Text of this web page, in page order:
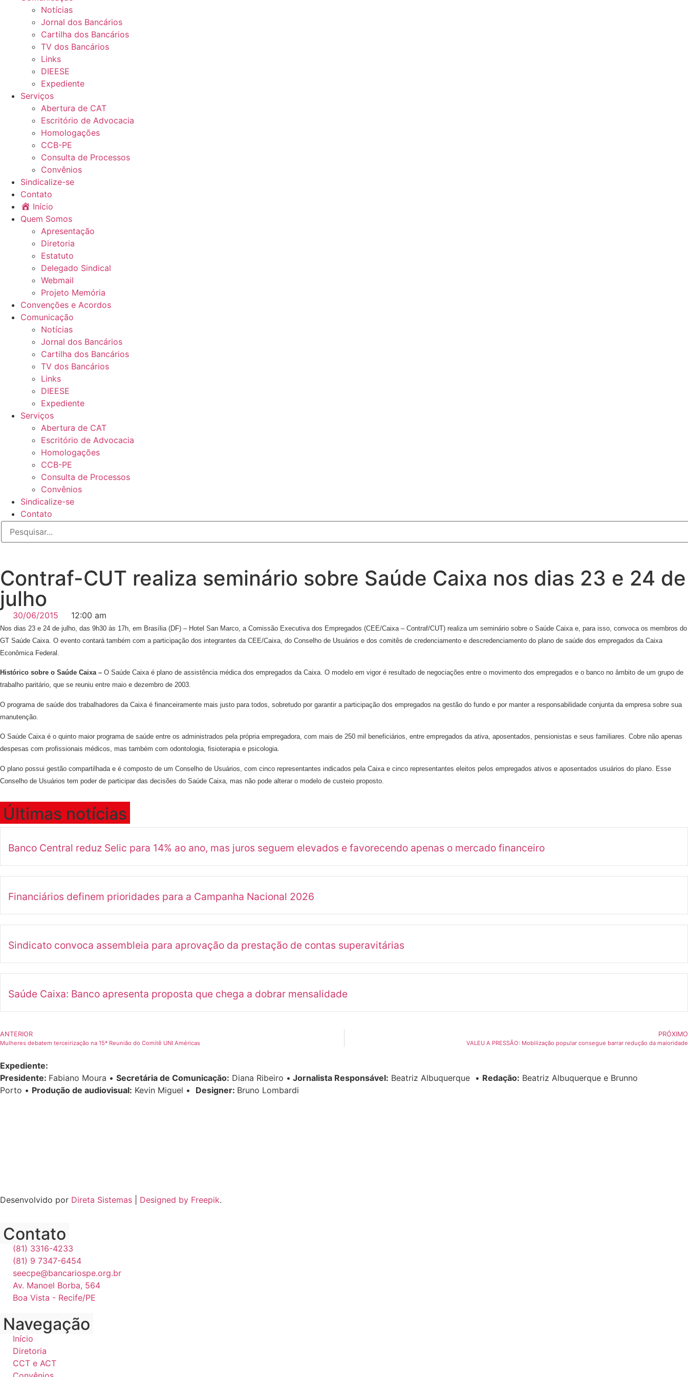
Notícias
Jornal dos Bancários
Cartilha dos Bancários
TV dos Bancários
Links
DIEESE
Expediente
Serviços
Abertura de CAT
Escritório de Advocacia
Homologações
CCB-PE
Consulta de Processos
Convênios
Sindicalize-se
Contato
Início
Quem Somos
Apresentação
Diretoria
Estatuto
Delegado Sindical
Webmail
Projeto Memória
Convenções e Acordos
Comunicação
Notícias
Jornal dos Bancários
Cartilha dos Bancários
TV dos Bancários
Links
DIEESE
Expediente
Serviços
Abertura de CAT
Escritório de Advocacia
Homologações
CCB-PE
Consulta de Processos
Convênios
Sindicalize-se
Contato
Contraf-CUT realiza seminário sobre Saúde Caixa nos dias 23 e 24 de
julho
30/06/2015 12:00 am
Nos dias 23 e 24 de julho, das 9h30 às 17h, em Brasília (DF) – Hotel San Marco, a Comissão Executiva dos Empregados (CEE/Caixa – Contraf/CUT) realiza um seminário sobre o Saúde Caixa e, para isso, convoca os membros do
GT Saúde Caixa. O evento contará também com a participação dos integrantes da CEE/Caixa, do Conselho de Usuários e dos comitês de credenciamento e descredenciamento do plano de saúde dos empregados da Caixa
Econômica Federal.
Histórico sobre o Saúde Caixa – O Saúde Caixa é plano de assistência médica dos empregados da Caixa. O modelo em vigor é resultado de negociações entre o movimento dos empregados e o banco no âmbito de um grupo de
trabalho paritário, que se reuniu entre maio e dezembro de 2003.
O programa de saúde dos trabalhadores da Caixa é financeiramente mais justo para todos, sobretudo por garantir a participação dos empregados na gestão do fundo e por manter a responsabilidade conjunta da empresa sobre sua
manutenção.
O Saúde Caixa é o quinto maior programa de saúde entre os administrados pela própria empregadora, com mais de 250 mil beneficiários, entre empregados da ativa, aposentados, pensionistas e seus familiares. Cobre não apenas
despesas com profissionais médicos, mas também com odontologia, fisioterapia e psicologia.
O plano possui gestão compartilhada e é composto de um Conselho de Usuários, com cinco representantes indicados pela Caixa e cinco representantes eleitos pelos empregados ativos e aposentados usuários do plano. Esse
Conselho de Usuários tem poder de participar das decisões do Saúde Caixa, mas não pode alterar o modelo de custeio proposto.
Últimas notícias
Banco Central reduz Selic para 14% ao ano, mas juros seguem elevados e favorecendo apenas o mercado financeiro
Financiários definem prioridades para a Campanha Nacional 2026
Sindicato convoca assembleia para aprovação da prestação de contas superavitárias
Saúde Caixa: Banco apresenta proposta que chega a dobrar mensalidade
ANTERIOR
Mulheres debatem terceirização na 15ª Reunião do Comitê UNI Américas
PRÓXIMO
VALEU A PRESSÃO: Mobilização popular consegue barrar redução da maioridade
Expediente:
Presidente: Fabiano Moura • Secretária de Comunicação: Diana Ribeiro • Jornalista Responsável: Beatriz Albuquerque • Redação: Beatriz Albuquerque e Brunno
Porto • Produção de audiovisual: Kevin Miguel • Designer: Bruno Lombardi
Desenvolvido por Direta Sistemas Designed by Freepik.
Contato
(81) 3316-4233
(81) 9 7347-6454
seecpe@bancariospe.org.br
Av. Manoel Borba, 564
Boa Vista - Recife/PE
Navegação
Início
Diretoria
CCT e ACT